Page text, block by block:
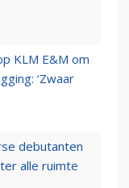
KLM E&M om
‘Zwaar
debutanten
alle ruimte